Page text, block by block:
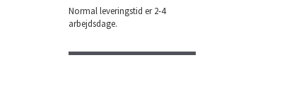
Normal leveringstid er 2-4
arbejdsdage.